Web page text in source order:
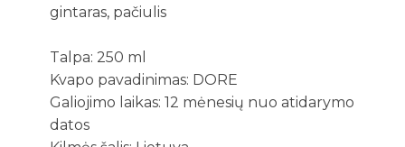
gintaras, pačiulis
Talpa: 250 ml
Kvapo pavadinimas: DORE
Galiojimo laikas: 12 mėnesių nuo atidarymo
datos